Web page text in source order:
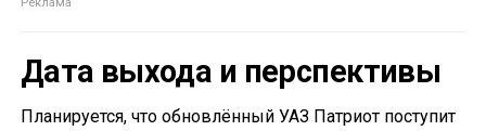
Дата выхода и перспективы
Планируется, что обновлённый УАЗ Патриот поступит